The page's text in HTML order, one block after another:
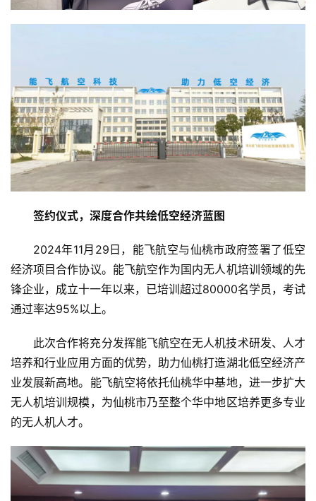
讯
商
消
费
生
活
科
技
登录 注册
签约仪式，深度合作共绘低空经济蓝图
2024年11月29日，能飞航空与仙桃市政府签署了低空
经济项目合作协议。能飞航空作为国内无人机培训领域的先
锋企业，成立十一年以来，已培训超过80000名学员，考试
通过率达95%以上。
此次合作将充分发挥能飞航空在无人机技术研发、人才
培养和行业应用方面的优势，助力仙桃打造湖北低空经济产
业发展新高地。能飞航空将依托仙桃华中基地，进一步扩大
无人机培训规模，为仙桃市乃至整个华中地区培养更多专业
的无人机人才。